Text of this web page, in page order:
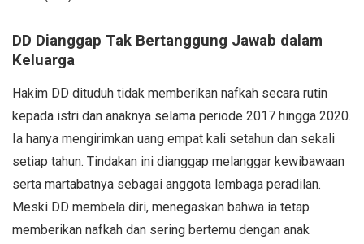
DD Dianggap Tak Bertanggung Jawab dalam
Keluarga
Hakim DD dituduh tidak memberikan nafkah secara rutin
kepada istri dan anaknya selama periode 2017 hingga 2020.
Ia hanya mengirimkan uang empat kali setahun dan sekali
setiap tahun. Tindakan ini dianggap melanggar kewibawaan
serta martabatnya sebagai anggota lembaga peradilan.
Meski DD membela diri, menegaskan bahwa ia tetap
memberikan nafkah dan sering bertemu dengan anak